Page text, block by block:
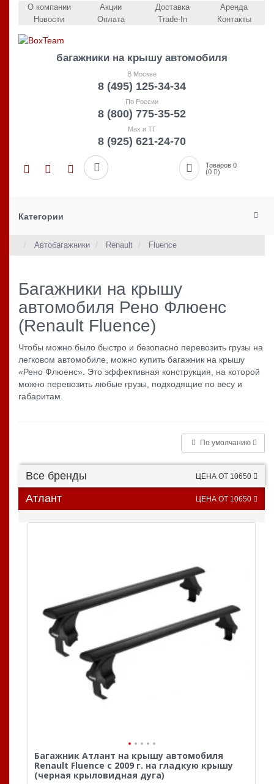
О компании
Новости
Акции
Оплата
Доставка
Trade-In
Аренда
Контакты
багажники на крышу автомобиля
В Москве
8 (495) 125-34-34
По России
8 (800) 775-35-52
Max и ТГ
8 (925) 621-24-70
Товаров 0
(0
)
Категории
Автобагажники Renault Fluence
Багажники на крышу
автомобиля Рено Флюенс
(Renault Fluence)
Чтобы можно было быстро и безопасно перевозить грузы на
легковом автомобиле, можно купить багажник на крышу
«Рено Флюенс». Это эффективная конструкция, на которой
можно перевозить любые грузы, подходящие по весу и
габаритам.
По умолчанию
Все бренды ЦЕНА ОТ 10650
Атлант ЦЕНА ОТ 10650
Багажник Атлант на крышу автомобиля
Renault Fluence с 2009 г. на гладкую крышу
(черная крыловидная дуга)